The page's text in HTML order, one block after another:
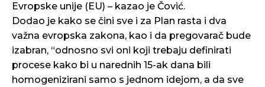
Evropske unije (EU) – kazao je Čović.
Dodao je kako se čini sve i za Plan rasta i dva
važna evropska zakona, kao i da pregovarač bude
izabran, “odnosno svi oni koji trebaju definirati
procese kako bi u narednih 15-ak dana bili
homogenizirani samo s jednom idejom, a da sve